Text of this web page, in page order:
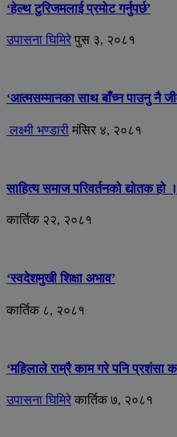
‘हेल्थ टुरिजमलाई प्रमोट गर्नुपर्छ’
उपासना घिमिरे पुस ३, २०८१
‘आत्मसम्मानका साथ बाँच्न पाउनु नै
लक्ष्मी भण्डारी मंसिर ४, २०८१
साहित्य समाज परिवर्तनको द्योतक हो ।
कार्तिक २२, २०८१
‘स्वदेशमुखी शिक्षा अभाव’
कार्तिक ८, २०८१
‘महिलाले राम्रै काम गरे पनि प्रशंसा
उपासना घिमिरे कार्तिक ७, २०८१